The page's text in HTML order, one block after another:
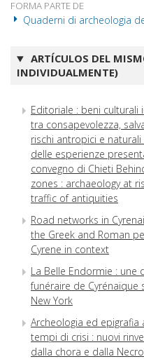
FORMA PARTE DE
Quaderni di archeologia
ARTÍCULOS DEL
INDIVIDUALMENTE)
Editoriale : beni culturali
tra consapevolezza,
rischi antropici e naturali
delle esperienze
convegno di Chieti
zones : archaeology at
traffic of antiquities
Road networks in
the Greek and Roman
Cyrene in context
La Belle Endormie : une
funéraire de Cyrénaïque
New York
Archeologia ed epigrafia
tempi di crisi : nuovi
dalla chora e dalla